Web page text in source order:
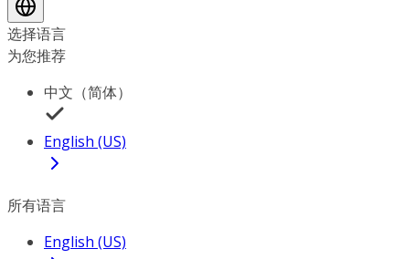
选择语言
为您推荐
中文（简体）
English (US)
所有语言
English (US)